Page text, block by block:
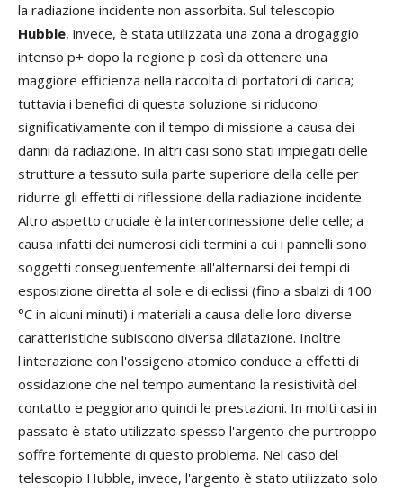
la radiazione incidente non assorbita. Sul telescopio
Hubble, invece, è stata utilizzata una zona a drogaggio
intenso p+ dopo la regione p così da ottenere una
maggiore efficienza nella raccolta di portatori di carica;
tuttavia i benefici di questa soluzione si riducono
significativamente con il tempo di missione a causa dei
danni da radiazione. In altri casi sono stati impiegati delle
strutture a tessuto sulla parte superiore della celle per
ridurre gli effetti di riflessione della radiazione incidente.
Altro aspetto cruciale è la interconnessione delle celle; a
causa infatti dei numerosi cicli termini a cui i pannelli sono
soggetti conseguentemente all'alternarsi dei tempi di
esposizione diretta al sole e di eclissi (fino a sbalzi di 100
°C in alcuni minuti) i materiali a causa delle loro diverse
caratteristiche subiscono diversa dilatazione. Inoltre
l'interazione con l'ossigeno atomico conduce a effetti di
ossidazione che nel tempo aumentano la resistività del
contatto e peggiorano quindi le prestazioni. In molti casi in
passato è stato utilizzato spesso l'argento che purtroppo
soffre fortemente di questo problema. Nel caso del
telescopio Hubble, invece, l'argento è stato utilizzato solo